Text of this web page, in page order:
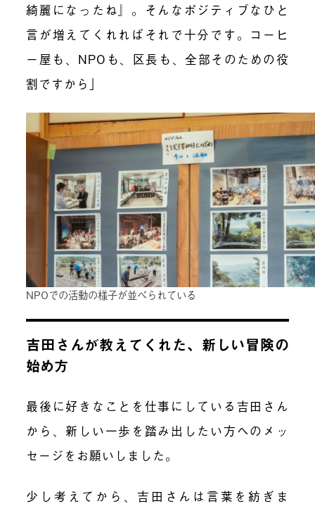
綺麗になったね』。そんなポジティブなひと
言が増えてくれればそれで十分です。コーヒ
ー屋も、NPOも、区長も、全部そのための役
割ですから」
NPOでの活動の様子が並べられている
吉田さんが教えてくれた、新しい冒険の
始め方
最後に好きなことを仕事にしている吉田さん
から、新しい一歩を踏み出したい方へのメッ
セージをお願いしました。
少し考えてから、吉田さんは言葉を紡ぎま